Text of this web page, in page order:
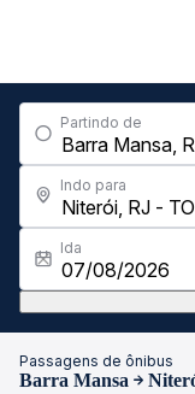
Partindo de
Indo para
Ida
Passagens de ônibus
Barra Mansa